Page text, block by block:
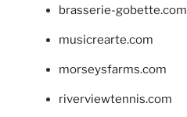
brasserie-gobette.com
musicrearte.com
morseysfarms.com
riverviewtennis.com